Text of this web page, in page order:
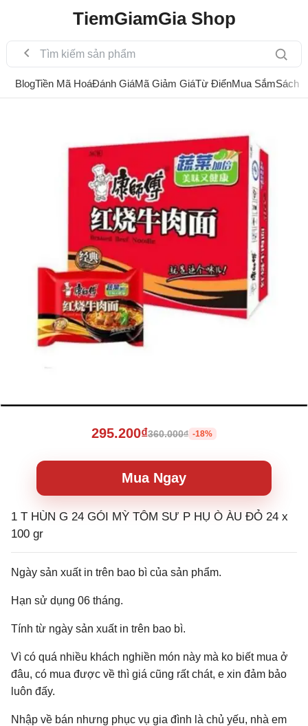
TiemGiamGia Shop
BlogTiền Mã HoáĐánh GiáMã Giảm GiáTừ ĐiểnMua SắmSách
295.200₫360.000₫ -18%
Mua Ngay
1 T HÙN G 24 GÓI MỲ TÔM SƯ P HỤ Ò ÀU ĐỎ 24 x
100 gr
Ngày sản xuất in trên bao bì của sản phẩm.
Hạn sử dụng 06 tháng.
Tính từ ngày sản xuất in trên bao bì.
Vì có quá nhiều khách nghiền món này mà ko biết mua ở
đâu, có mua được về thì giá cũng rất chát, e xin đảm bảo
luôn đấy.
Nhập về bán nhưng phục vụ gia đình là chủ yếu, nhà em